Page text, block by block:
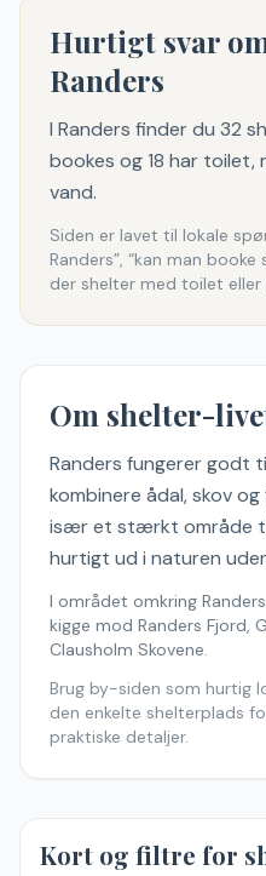
Hurtigt svar
Randers
I Randers finder du 32
bookes og 18 har toilet,
vand.
Siden er lavet til lokale
Randers”, “kan man booke
der shelter med toilet eller
Om shelter-
Randers fungerer godt
kombinere ådal, skov
især et stærkt område
hurtigt ud i naturen
I området omkring Randers
kigge mod Randers Fjord,
Clausholm Skovene.
Brug by-siden som hurtig
den enkelte shelterplads
praktiske detaljer.
Kort og filtre for